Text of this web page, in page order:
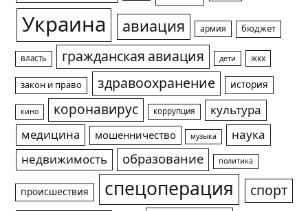
Украина авиация армия бюджет
власть гражданская авиация дети жкх
закон и право здравоохранение история
кино коронавирус коррупция
культура
медицина
мошенничество музыка
наука
недвижимость
образование политика
происшествия спецоперация спорт